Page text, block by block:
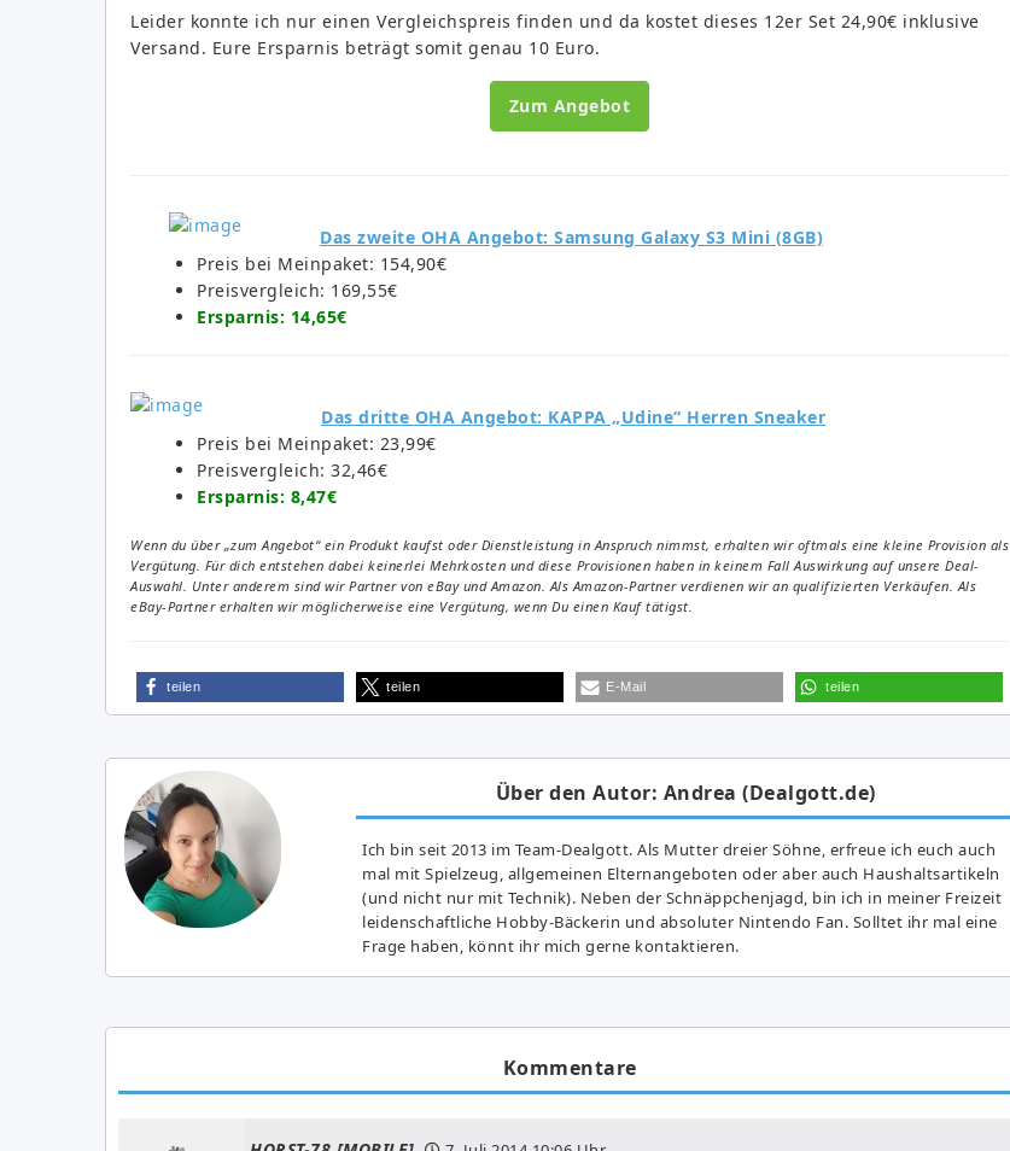
Leider konnte ich nur einen Vergleichspreis finden und da kostet dieses 12er Set 24,90€ inklusive
Versand. Eure Ersparnis beträgt somit genau 10 Euro.
Zum Angebot
Das zweite OHA Angebot: Samsung Galaxy S3 Mini (8GB)
Preis bei Meinpaket: 154,90€
Preisvergleich: 169,55€
Ersparnis: 14,65€
Das dritte OHA Angebot: KAPPA „Udine“ Herren Sneaker
Preis bei Meinpaket: 23,99€
Preisvergleich: 32,46€
Ersparnis: 8,47€
Wenn du über „zum Angebot“ ein Produkt kaufst oder Dienstleistung in Anspruch nimmst, erhalten wir oftmals eine kleine Provision als
Vergütung. Für dich entstehen dabei keinerlei Mehrkosten und diese Provisionen haben in keinem Fall Auswirkung auf unsere Deal-
Auswahl. Unter anderem sind wir Partner von eBay und Amazon. Als Amazon-Partner verdienen wir an qualifizierten Verkäufen. Als
eBay-Partner erhalten wir möglicherweise eine Vergütung, wenn Du einen Kauf tätigst.
teilen teilen E-Mail teilen
Über den Autor: Andrea (Dealgott.de)
Ich bin seit 2013 im Team-Dealgott. Als Mutter dreier Söhne, erfreue ich euch auch
mal mit Spielzeug, allgemeinen Elternangeboten oder aber auch Haushaltsartikeln
(und nicht nur mit Technik). Neben der Schnäppchenjagd, bin ich in meiner Freizeit
leidenschaftliche Hobby-Bäckerin und absoluter Nintendo Fan. Solltet ihr mal eine
Frage haben, könnt ihr mich gerne kontaktieren.
Kommentare